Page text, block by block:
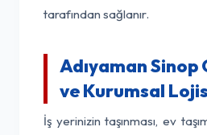
tarafından sağlanır.
Adıyaman Sinop
ve Kurumsal
İş yerinizin taşınması, ev